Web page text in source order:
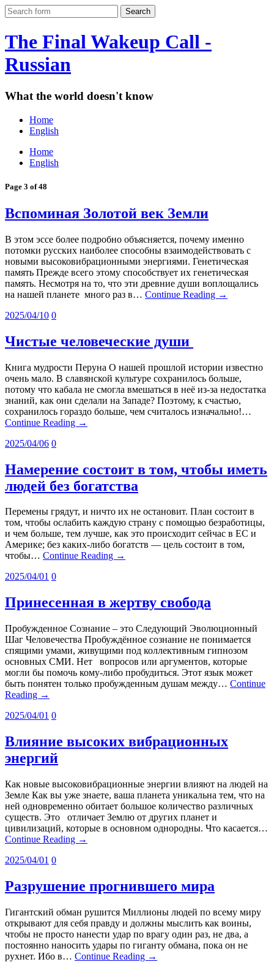
The Final Wakeup Call -
Russian
What the world doesn't know
Home
English
Home
English
Page 3 of 48
Вспоминая Золотой век Земли
В этом эссе более подробно объясняется, почему именно
потомки русских наиболее способны взаимодействовать с
новыми высоковибрационными энергиями. Генетическая
память Прежде всего этому способствует их генетическая
память. Несмотря на то, что эти древние души воплощались
на нашей планете много раз в… Continue Reading →
2025/04/10 0
Чистые человеческие души
Книга мудрости Перуна О нашей прошлой истории известно
очень мало. В славянской культуре сохранилось больше,
потому что кабала не смогла вмешаться в неё из-за недостатка
знаний, как они сделали на Западе? Поэтому, к счастью,
сохранилось гораздо больше, чем считалось изначально!…
Continue Reading →
2025/04/06 0
Намерение состоит в том, чтобы иметь
людей без богатства
Перемены грядут, и ничто их не остановит. План состоит в
том, чтобы ослабить каждую страну с помощью безработицы,
и чем больше, тем лучше, как это происходит сейчас в ЕС и
Америке; без каких-либо богатств — цель состоит в том,
чтобы… Continue Reading →
2025/04/01 0
Принесенная в жертву свобода
Пробужденное Сознание – это Следующий Эволюционный
Шаг Человечества Пробуждённое сознание не понимается
спящими умами, живущими под коллективным гипнозом
основных СМИ. Нет вопросов или аргументов, которые
могли бы помочь кому-либо пробудиться. Этот язык может
быть понятен только пробужденным душам между… Continue
Reading →
2025/04/01 0
Влияние высоких вибрационных
энергий
Как новые высоковибрационные энергии влияют на людей на
Земле Как вы уже знаете, ваша планета уникальна тем, что на
ней одновременно обитает большое количество различных
существ. Это отличает Землю от других планет и
цивилизаций, которые в основном однородны. Что касается…
Continue Reading →
2025/04/01 0
Разрушение прогнившего мира
Гигантский обман рушится Миллионы людей по всему миру
открывают для себя правду и должны мыслить как воины,
чтобы не просто нанести удар по врагу один раз, не два, а
постоянно наносить удары по гиганту обмана, пока он не
рухнет. Ибо в… Continue Reading →